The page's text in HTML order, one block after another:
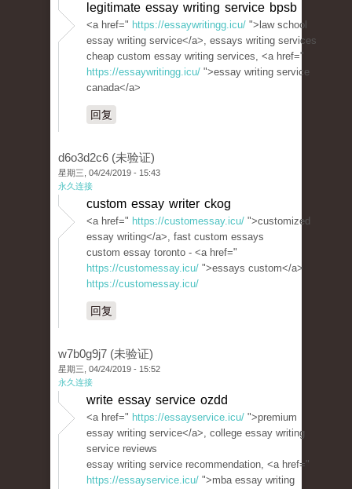
legitimate essay writing service bpsb
<a href=" https://essaywritingg.icu/ ">law school
essay writing service</a>, essays writing services
cheap custom essay writing services, <a href="
https://essaywritingg.icu/ ">essay writing service
canada</a>
回复
d6o3d2c6 (未验证)
星期三, 04/24/2019 - 15:43
永久连接
custom essay writer ckog
<a href=" https://customessay.icu/ ">customized
essay writing</a>, fast custom essays
custom essay toronto - <a href="
https://customessay.icu/ ">essays custom</a>
https://customessay.icu/
回复
w7b0g9j7 (未验证)
星期三, 04/24/2019 - 15:52
永久连接
write essay service ozdd
<a href=" https://essayservice.icu/ ">premium
essay writing service</a>, college essay writing
service reviews
essay writing service recommendation, <a href="
https://essayservice.icu/ ">mba essay writing